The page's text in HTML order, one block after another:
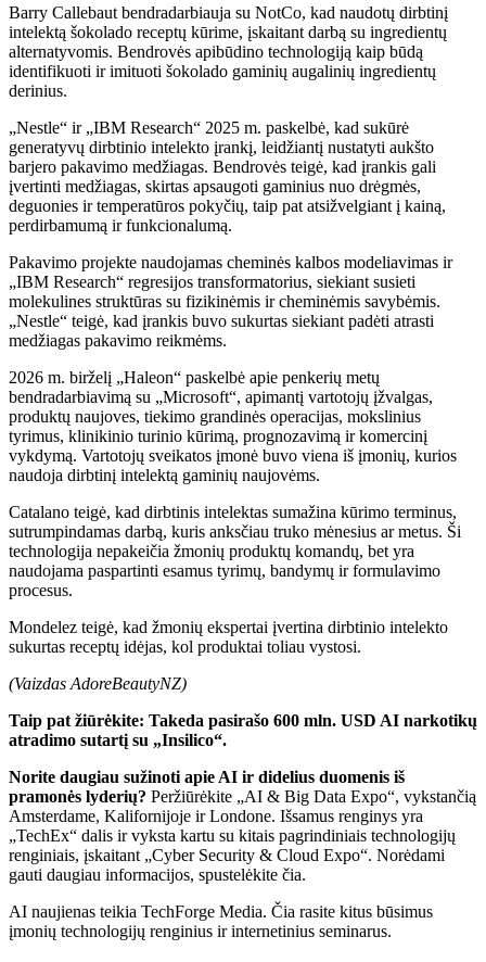
Barry Callebaut bendradarbiauja su NotCo, kad naudotų dirbtinį
intelektą šokolado receptų kūrime, įskaitant darbą su ingredientų
alternatyvomis. Bendrovės apibūdino technologiją kaip būdą
identifikuoti ir imituoti šokolado gaminių augalinių ingredientų
derinius.
„Nestle“ ir „IBM Research“ 2025 m. paskelbė, kad sukūrė
generatyvų dirbtinio intelekto įrankį, leidžiantį nustatyti aukšto
barjero pakavimo medžiagas. Bendrovės teigė, kad įrankis gali
įvertinti medžiagas, skirtas apsaugoti gaminius nuo drėgmės,
deguonies ir temperatūros pokyčių, taip pat atsižvelgiant į kainą,
perdirbamumą ir funkcionalumą.
Pakavimo projekte naudojamas cheminės kalbos modeliavimas ir
„IBM Research“ regresijos transformatorius, siekiant susieti
molekulines struktūras su fizikinėmis ir cheminėmis savybėmis.
„Nestle“ teigė, kad įrankis buvo sukurtas siekiant padėti atrasti
medžiagas pakavimo reikmėms.
2026 m. birželį „Haleon“ paskelbė apie penkerių metų
bendradarbiavimą su „Microsoft“, apimantį vartotojų įžvalgas,
produktų naujoves, tiekimo grandinės operacijas, mokslinius
tyrimus, klinikinio turinio kūrimą, prognozavimą ir komercinį
vykdymą. Vartotojų sveikatos įmonė buvo viena iš įmonių, kurios
naudoja dirbtinį intelektą gaminių naujovėms.
Catalano teigė, kad dirbtinis intelektas sumažina kūrimo terminus,
sutrumpindamas darbą, kuris anksčiau truko mėnesius ar metus. Ši
technologija nepakeičia žmonių produktų komandų, bet yra
naudojama paspartinti esamus tyrimų, bandymų ir formulavimo
procesus.
Mondelez teigė, kad žmonių ekspertai įvertina dirbtinio intelekto
sukurtas receptų idėjas, kol produktai toliau vystosi.
(Vaizdas AdoreBeautyNZ)
Taip pat žiūrėkite: Takeda pasirašo 600 mln. USD AI narkotikų
atradimo sutartį su „Insilico“.
Norite daugiau sužinoti apie AI ir didelius duomenis iš
pramonės lyderių? Peržiūrėkite „AI & Big Data Expo“, vykstančią
Amsterdame, Kalifornijoje ir Londone. Išsamus renginys yra
„TechEx“ dalis ir vyksta kartu su kitais pagrindiniais technologijų
renginiais, įskaitant „Cyber ​​Security & Cloud Expo“. Norėdami
gauti daugiau informacijos, spustelėkite čia.
AI naujienas teikia TechForge Media. Čia rasite kitus būsimus
įmonių technologijų renginius ir internetinius seminarus.